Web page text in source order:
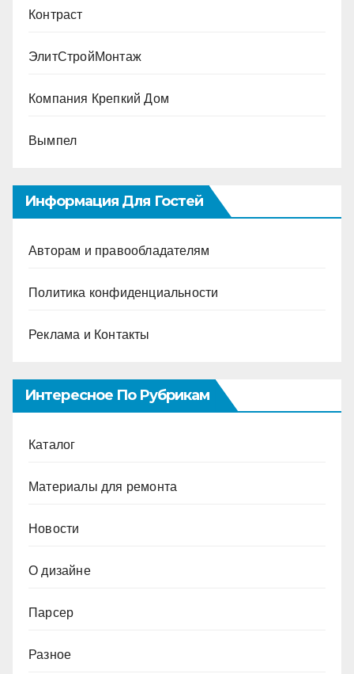
Контраст
ЭлитСтройМонтаж
Компания Крепкий Дом
Вымпел
Информация Для Гостей
Авторам и правообладателям
Политика конфиденциальности
Реклама и Контакты
Интересное По Рубрикам
Каталог
Материалы для ремонта
Новости
О дизайне
Парсер
Разное